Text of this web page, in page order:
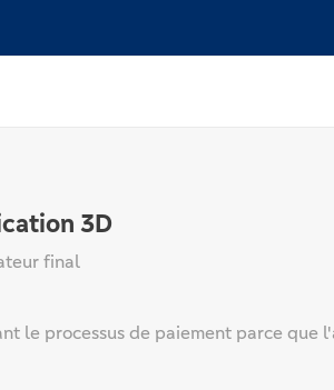
3D
final
le processus de paiement parce que